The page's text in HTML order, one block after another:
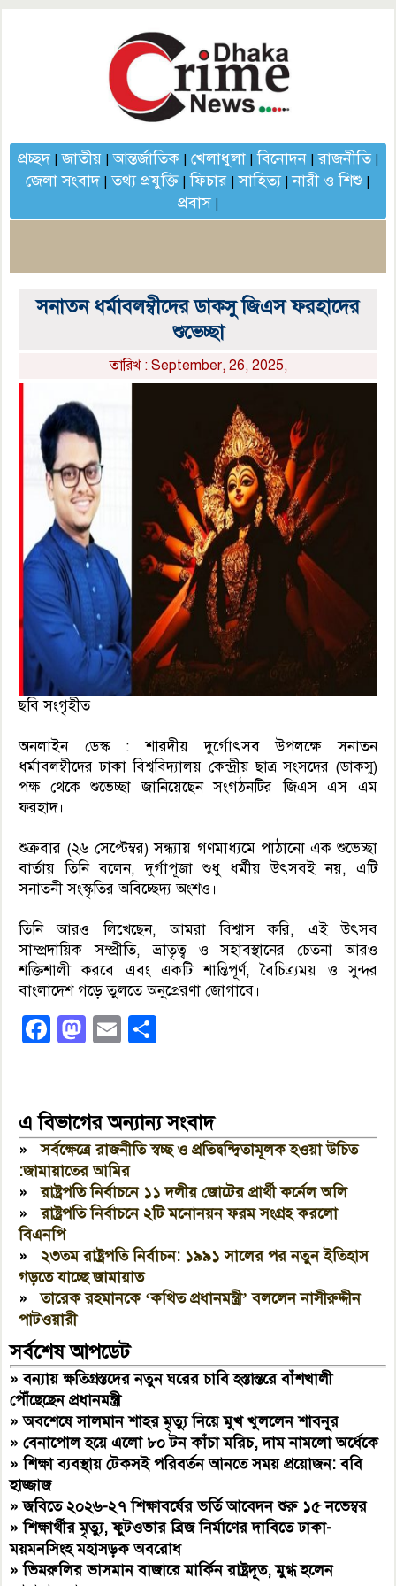
প্রচ্ছদ|জাতীয়|আন্তর্জাতিক| খেলাধুলা|বিনোদন|রাজনীতি|
জেলা সংবাদ|তথ্য প্রযুক্তি |ফিচার |সাহিত্য|নারী ও শিশু |
প্রবাস|
সনাতন ধর্মাবলম্বীদের ডাকসু জিএস ফরহাদের
শুভেচ্ছা
তারিখ : September, 26, 2025,
ছবি সংগৃহীত
অনলাইন ডেস্ক : শারদীয় দুর্গোৎসব উপলক্ষে সনাতন
ধর্মাবলম্বীদের ঢাকা বিশ্ববিদ্যালয় কেন্দ্রীয় ছাত্র সংসদের (ডাকসু)
পক্ষ থেকে শুভেচ্ছা জানিয়েছেন সংগঠনটির জিএস এস এম
ফরহাদ।
শুক্রবার (২৬ সেপ্টেম্বর) সন্ধ্যায় গণমাধ্যমে পাঠানো এক শুভেচ্ছা
বার্তায় তিনি বলেন, দুর্গাপূজা শুধু ধর্মীয় উৎসবই নয়, এটি
সনাতনী সংস্কৃতির অবিচ্ছেদ্য অংশও।
তিনি আরও লিখেছেন, আমরা বিশ্বাস করি, এই উৎসব
সাম্প্রদায়িক সম্প্রীতি, ভ্রাতৃত্ব ও সহাবস্থানের চেতনা আরও
শক্তিশালী করবে এবং একটি শান্তিপূর্ণ, বৈচিত্র্যময় ও সুন্দর
বাংলাদেশ গড়ে তুলতে অনুপ্রেরণা জোগাবে।
Facebook
Mastodon
Email
এ বিভাগের অন্যান্য সংবাদ
»সর্বক্ষেত্রে রাজনীতি স্বচ্ছ ও প্রতিদ্বন্দ্বিতামূলক হওয়া উচিত
:জামায়াতের আমির
»রাষ্ট্রপতি নির্বাচনে ১১ দলীয় জোটের প্রার্থী কর্নেল অলি
»রাষ্ট্রপতি নির্বাচনে ২টি মনোনয়ন ফরম সংগ্রহ করলো
বিএনপি
»২৩তম রাষ্ট্রপতি নির্বাচন: ১৯৯১ সালের পর নতুন ইতিহাস
গড়তে যাচ্ছে জামায়াত
»তারেক রহমানকে ‘কথিত প্রধানমন্ত্রী’ বললেন নাসীরুদ্দীন
পাটওয়ারী
সর্বশেষ আপডেট
»বন্যায় ক্ষতিগ্রস্তদের নতুন ঘরের চাবি হস্তান্তরে বাঁশখালী
পৌঁছেছেন প্রধানমন্ত্রী
»অবশেষে সালমান শাহর মৃত্যু নিয়ে মুখ খুললেন শাবনূর
»বেনাপোল হয়ে এলো ৮০ টন কাঁচা মরিচ, দাম নামলো অর্ধেকে
»শিক্ষা ব্যবস্থায় টেকসই পরিবর্তন আনতে সময় প্রয়োজন: ববি
হাজ্জাজ
»জবিতে ২০২৬-২৭ শিক্ষাবর্ষের ভর্তি আবেদন শুরু ১৫ নভেম্বর
»শিক্ষার্থীর মৃত্যু, ফুটওভার ব্রিজ নির্মাণের দাবিতে ঢাকা-
ময়মনসিংহ মহাসড়ক অবরোধ
»ভিমরুলির ভাসমান বাজারে মার্কিন রাষ্ট্রদূত, মুগ্ধ হলেন